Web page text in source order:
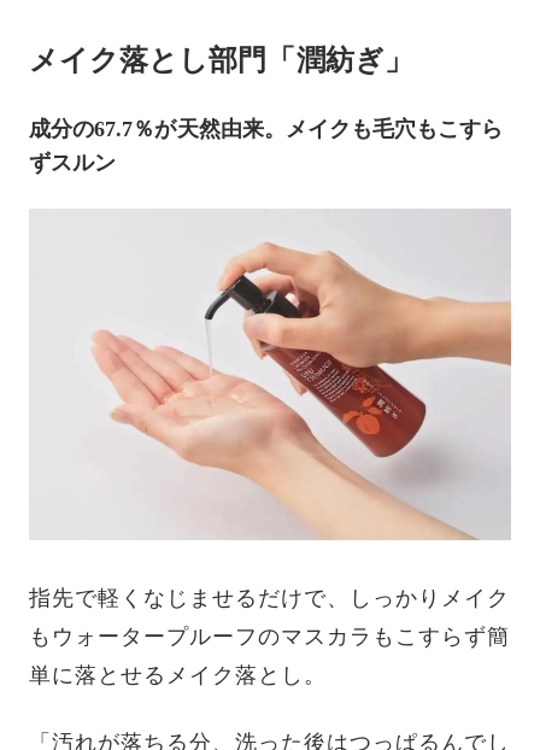
メイク落とし部門「潤紡ぎ」
成分の67.7％が天然由来。メイクも毛穴もこすら
ずスルン
指先で軽くなじませるだけで、しっかりメイク
もウォータープルーフのマスカラもこすらず簡
単に落とせるメイク落とし。
「汚れが落ちる分、洗った後はつっぱるんでし